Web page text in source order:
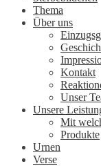
Thema
Über uns
Kontakt
Unser
Unsere
Mit
Produkte
Urnen
Verse